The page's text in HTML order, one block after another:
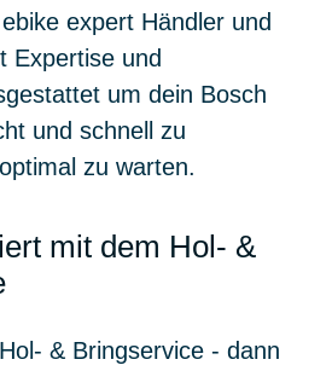
expert Händler und
Expertise und
um dein Bosch
und schnell zu
zu warten.
mit dem Hol- &
& Bringservice - dann